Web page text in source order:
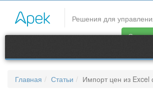
CRM системы
Для более быстрого добавления цен есть
Продукты
Контакты
Решения для
Главная Статьи Импорт цен из